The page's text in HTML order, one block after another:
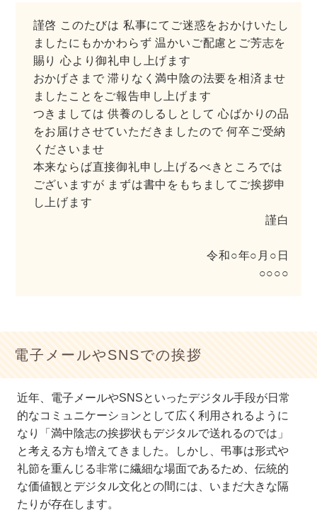
謹啓 このたびは 私事にてご迷惑をおかけいたし
ましたにもかかわらず 温かいご配慮とご芳志を
賜り 心より御礼申し上げます
おかげさまで 滞りなく満中陰の法要を相済ませ
ましたことをご報告申し上げます
つきましては 供養のしるしとして 心ばかりの品
をお届けさせていただきましたので 何卒ご受納
くださいませ
本来ならば直接御礼申し上げるべきところでは
ございますが まずは書中をもちましてご挨拶申
し上げます
謹白
令和○年○月○日
○○○○
電子メールやSNSでの挨拶
近年、電子メールやSNSといったデジタル手段が日常
的なコミュニケーションとして広く利用されるように
なり「満中陰志の挨拶状もデジタルで送れるのでは」
と考える方も増えてきました。しかし、弔事は形式や
礼節を重んじる非常に繊細な場面であるため、伝統的
な価値観とデジタル文化との間には、いまだ大きな隔
たりが存在します。